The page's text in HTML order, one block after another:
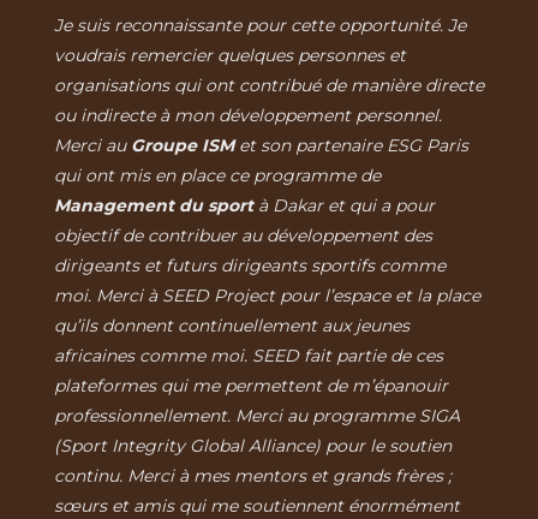
Je suis reconnaissante pour cette opportunité. Je
voudrais remercier quelques personnes et
organisations qui ont contribué de manière directe
ou indirecte à mon développement personnel.
Merci auGroupe ISMet son partenaire ESG Paris
qui ont mis en place ce programme de
Management du sportà Dakar et qui a pour
objectif de contribuer au développement des
dirigeants et futurs dirigeants sportifs comme
moi. Merci à SEED Project pour l’espace et la place
qu’ils donnent continuellement aux jeunes
africaines comme moi. SEED fait partie de ces
plateformes qui me permettent de m’épanouir
professionnellement. Merci au programme SIGA
(Sport Integrity Global Alliance) pour le soutien
continu. Merci à mes mentors et grands frères ;
sœurs et amis qui me soutiennent énormément